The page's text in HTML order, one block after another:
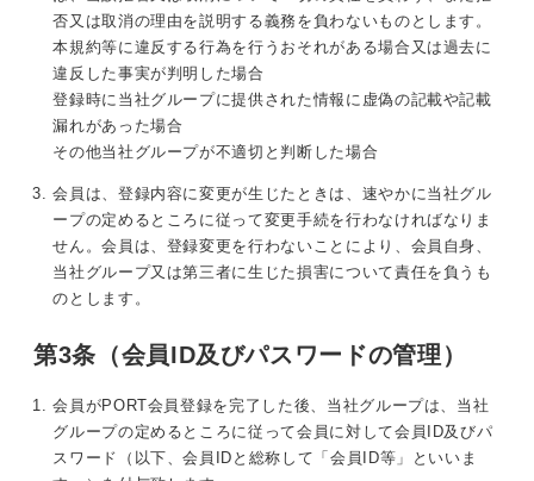
否又は取消の理由を説明する義務を負わないものとします。
本規約等に違反する行為を行うおそれがある場合又は過去に
違反した事実が判明した場合
登録時に当社グループに提供された情報に虚偽の記載や記載
漏れがあった場合
その他当社グループが不適切と判断した場合
会員は、登録内容に変更が生じたときは、速やかに当社グル
ープの定めるところに従って変更手続を行わなければなりま
せん。会員は、登録変更を行わないことにより、会員自身、
当社グループ又は第三者に生じた損害について責任を負うも
のとします。
第3条（会員ID及びパスワードの管理）
会員がPORT会員登録を完了した後、当社グループは、当社
グループの定めるところに従って会員に対して会員ID及びパ
スワード（以下、会員IDと総称して「会員ID等」といいま